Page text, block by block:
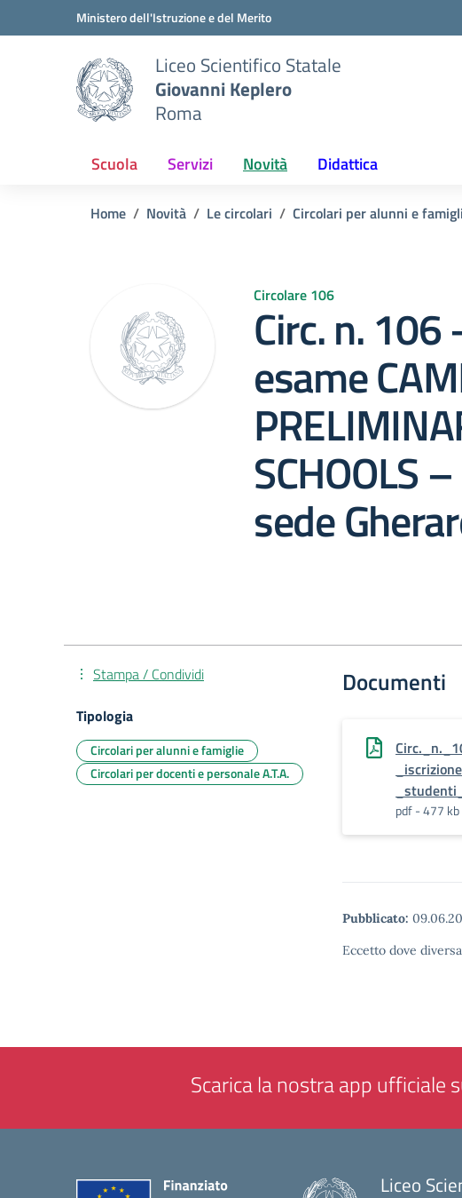
Vai ai contenuti
Vai al menu di navigazioneMinistero dell'Istruzione e del Merito
Liceo Scientifico Statale
Giovanni Keplero
Roma
Scuola Servizi Novità Didattica
Home Novità Le circolari Circolari per alunni e
Circolare 106
Circ. n.
esame
SCHOOLS
sede
Documenti
pdf - 477 kb
Pubblicato:
Eccetto dove
Stampa / Condividi
Tipologia
Circolari per alunni e famiglie
Circolari per docenti e personale A.T.A.
Scarica la nostra app ufficiale
Liceo